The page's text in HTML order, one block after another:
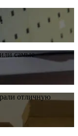
самые
отличную